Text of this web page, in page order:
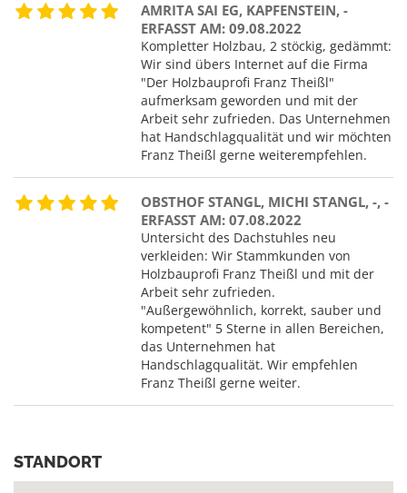
AMRITA SAI EG, KAPFENSTEIN, -
ERFASST AM: 09.08.2022
Kompletter Holzbau, 2 stöckig, gedämmt:
Wir sind übers Internet auf die Firma
"Der Holzbauprofi Franz Theißl"
aufmerksam geworden und mit der
Arbeit sehr zufrieden. Das Unternehmen
hat Handschlagqualität und wir möchten
Franz Theißl gerne weiterempfehlen.
OBSTHOF STANGL, MICHI STANGL, -, -
ERFASST AM: 07.08.2022
Untersicht des Dachstuhles neu
verkleiden: Wir Stammkunden von
Holzbauprofi Franz Theißl und mit der
Arbeit sehr zufrieden.
"Außergewöhnlich, korrekt, sauber und
kompetent" 5 Sterne in allen Bereichen,
das Unternehmen hat
Handschlagqualität. Wir empfehlen
Franz Theißl gerne weiter.
STANDORT